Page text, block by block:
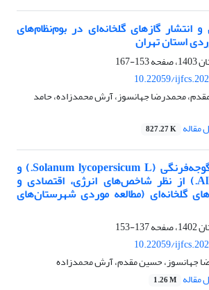
و انتشار گازهای گلخانه‌ای در بوم‌نظام‌های
استان تهران
153-167
10.22059/
محمدرضا جهانسوز، آرش محمدزاده، حامد
مقاله 827.27 K
مقایسه نظام تولید گوجه‌فرنگی (Solanum lycopersicum L.) و
پیاز (Allium cepa L.) از نظر شاخص‌های انرژی، اقتصادی و
گلخانه‌ای (مطالعه موردی شهرستان‌های
137-153
10.22059/
جهانسوز، حسین مقدم، آرش محمدزاده
مقاله 1.26 M